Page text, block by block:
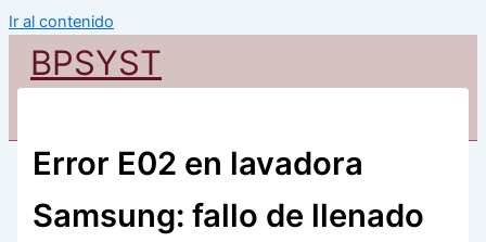
Ir al contenido
BPSYST
Error E02 en lavadora
Samsung: fallo de llenado